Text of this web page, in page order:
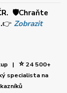
🛡️Chraňte
👉 Zobrazit
| ⭐24 500+
specialista na